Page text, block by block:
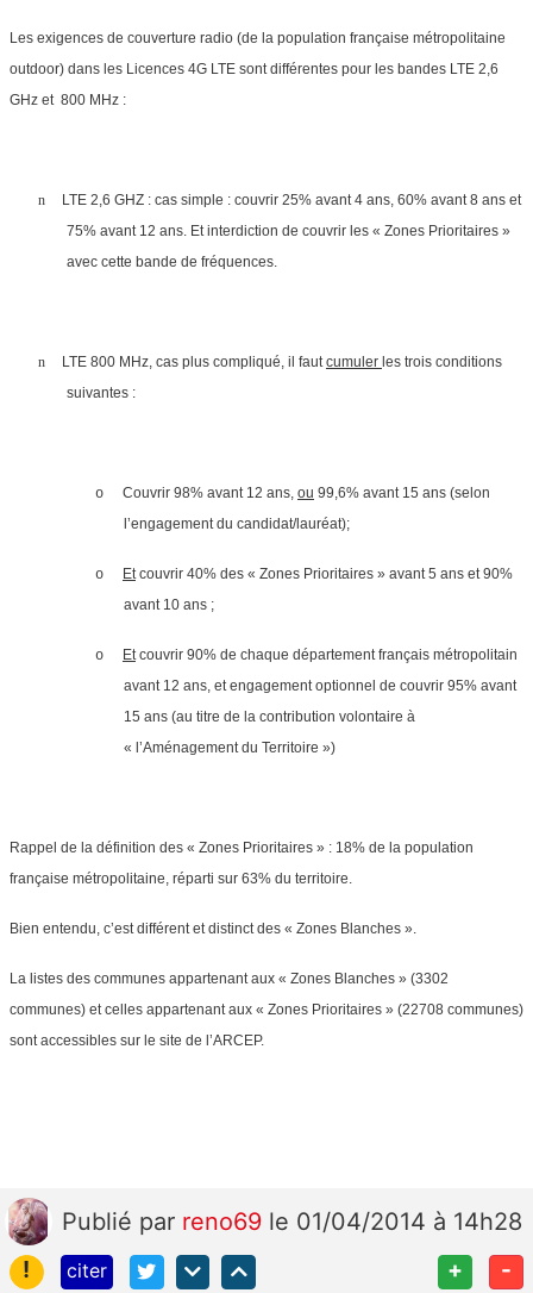
Les exigences de couverture radio (de la population française métropolitaine
outdoor) dans les Licences 4G LTE sont différentes pour les bandes LTE 2,6
GHz et 800 MHz :
n
LTE 2,6 GHZ : cas simple : couvrir 25% avant 4 ans, 60% avant 8 ans et
75% avant 12 ans. Et interdiction de couvrir les « Zones Prioritaires »
avec cette bande de fréquences.
n LTE 800 MHz, cas plus compliqué, il faut cumuler les trois conditions
suivantes :
o Couvrir 98% avant 12 ans, ou 99,6% avant 15 ans (selon
l’engagement du candidat/lauréat);
o Et couvrir 40% des « Zones Prioritaires » avant 5 ans et 90%
avant 10 ans ;
o Et couvrir 90% de chaque département français métropolitain
avant 12 ans, et engagement optionnel de couvrir 95% avant
15 ans (au titre de la contribution volontaire à
« l’Aménagement du Territoire »)
Rappel de la définition des « Zones Prioritaires » : 18% de la population
française métropolitaine, réparti sur 63% du territoire.
Bien entendu, c’est différent et distinct des « Zones Blanches ».
La listes des communes appartenant aux « Zones Blanches » (3302
communes) et celles appartenant aux « Zones Prioritaires » (22708 communes)
sont accessibles sur le site de l’ARCEP.
Publié par reno69 le 01/04/2014 à 14h28
!
citer + -